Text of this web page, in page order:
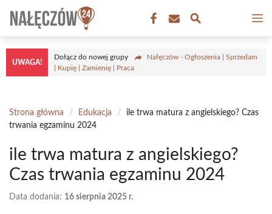
treści
UWAGA!
Dołącz do nowej grupy
Nałęczów - Ogłoszenia | Sprzedam
| Kupię | Zamienię | Praca
Strona główna / Edukacja /
ile trwa matura z angielskiego? Czas
trwania egzaminu 2024
ile trwa matura z angielskiego?
Czas trwania egzaminu 2024
Data dodania: 16 sierpnia 2025 r.